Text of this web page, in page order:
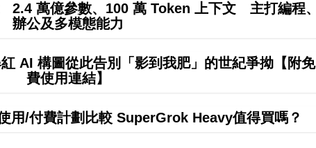
萬億參數、100 萬 Token 上下文 主打編程、
辦公及多模態能力
AI 構圖從此告別「影到我肥」的世紀爭拗【附免
費使用連結】
用/付費計劃比較 SuperGrok Heavy值得買嗎？